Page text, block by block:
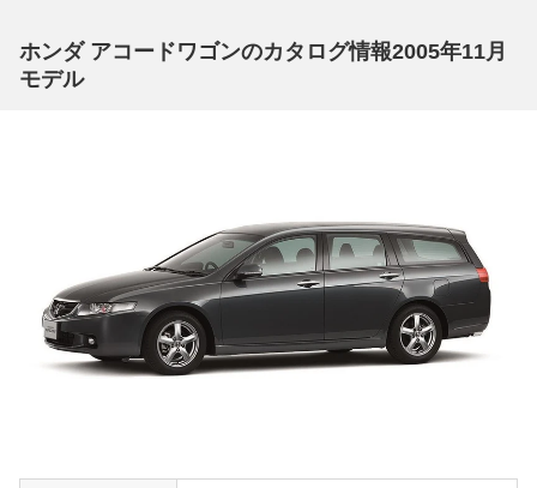
ホンダ アコードワゴンのカタログ情報2005年11月
モデル